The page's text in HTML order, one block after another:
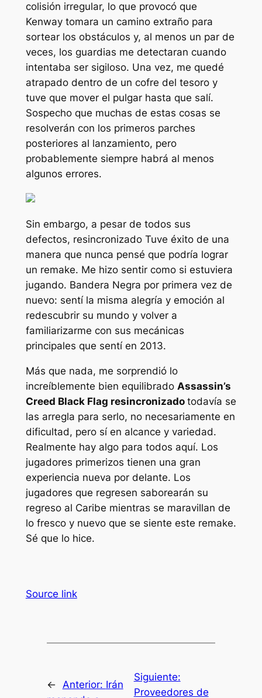
colisión irregular, lo que provocó que
Kenway tomara un camino extraño para
sortear los obstáculos y, al menos un par de
veces, los guardias me detectaran cuando
intentaba ser sigiloso. Una vez, me quedé
atrapado dentro de un cofre del tesoro y
tuve que mover el pulgar hasta que salí.
Sospecho que muchas de estas cosas se
resolverán con los primeros parches
posteriores al lanzamiento, pero
probablemente siempre habrá al menos
algunos errores.
Sin embargo, a pesar de todos sus
defectos, resincronizadoTuve éxito de una
manera que nunca pensé que podría lograr
un remake. Me hizo sentir como si estuviera
jugando. Bandera Negra por primera vez de
nuevo: sentí la misma alegría y emoción al
redescubrir su mundo y volver a
familiarizarme con sus mecánicas
principales que sentí en 2013.
Más que nada, me sorprendió lo
increíblemente bien equilibrado Assassin’s
Creed Black Flag resincronizado todavía se
las arregla para serlo, no necesariamente en
dificultad, pero sí en alcance y variedad.
Realmente hay algo para todos aquí. Los
jugadores primerizos tienen una gran
experiencia nueva por delante. Los
jugadores que regresen saborearán su
regreso al Caribe mientras se maravillan de
lo fresco y nuevo que se siente este remake.
Sé que lo hice.
Source link
← Anterior: Irán
Siguiente:
Proveedores de